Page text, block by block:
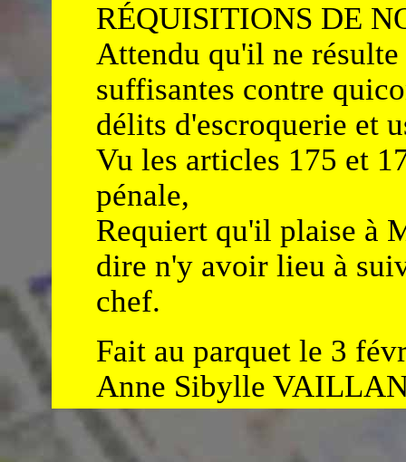
RÉQUISITIONS DE
Attendu qu'il ne
suffisantes contre
délits d'escroquerie et
Vu les articles 175 et
pénale,
Requiert qu'il plaise à
dire n'y avoir lieu à
chef.
Fait au parquet le 3
Anne Sibylle